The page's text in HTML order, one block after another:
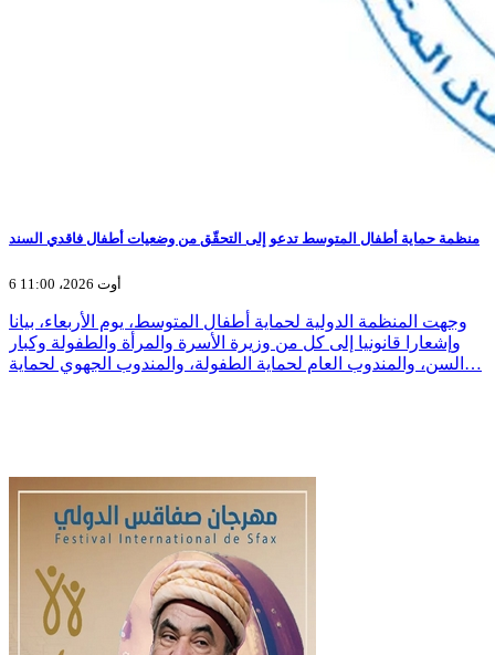
منظمة حماية أطفال المتوسط تدعو إلى التحقّق من وضعيات أطفال فاقدي السند
6 أوت 2026، 11:00
وجهت المنظمة الدولية لحماية أطفال المتوسط، يوم الأربعاء، بيانا
وإشعارا قانونيا إلى كل من وزيرة الأسرة والمرأة والطفولة وكبار
السن، والمندوب العام لحماية الطفولة، والمندوب الجهوي لحماية…